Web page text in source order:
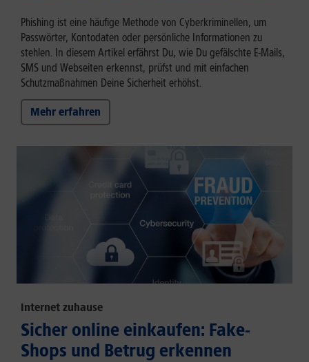
Phishing ist eine häufige Methode von Cyberkriminellen, um
Passwörter, Kontodaten oder persönliche Informationen zu
stehlen. In diesem Artikel erfährst Du, wie Du gefälschte E-Mails,
SMS und Webseiten erkennst, prüfst und mit einfachen
Schutzmaßnahmen Deine Sicherheit erhöhst.
Mehr erfahren
Internet zuhause
Sicher online einkaufen: Fake-
Shops und Betrug erkennen